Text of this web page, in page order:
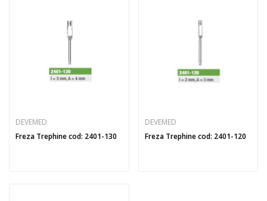
DEVEMED
Freza Trephine cod: 2401-130
DEVEMED
Freza Trephine cod: 2401-120